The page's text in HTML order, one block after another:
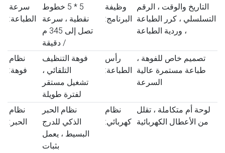
سرعة
الطباعة:
5 * 5 خطوط
نقطية ، سرعة
تصل إلى 345 م
/ دقيقة
وظيفة
البرنامج:
التاريخ والوقت ، الرقم
التسلسلي ، كرر الطباعة
، وردية الطباعة
نظام
فوهة:
فوهة التنظيف
التلقائي ،
تشغيل مستقر
لفترة طويلة
رأس
الطباعة:
تصميم خاص للفوهة ،
طباعة مستمرة عالية
السرعة
نظام
الحبر:
نظام الحبر
الذكي للدرج
البسيط ، يعمل
بثبات
نظام
كهربائي:
لوحة أم متكاملة ، تقلل
من الأعطال الكهربائية